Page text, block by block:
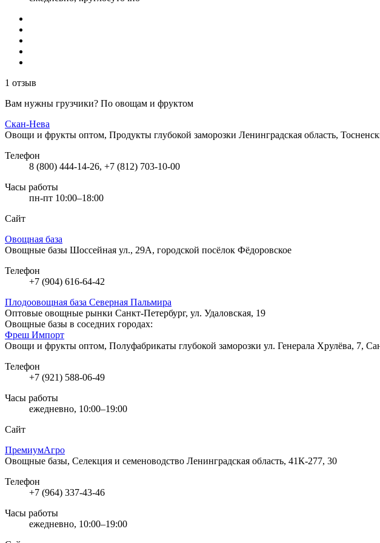
1 отзыв
Вам нужны грузчики? По овощам и фруктом
Скан-Нева
Овощи и фрукты оптом, Продукты глубокой заморозки Ленинградская область,
Телефон
8 (800) 444-14-26, +7 (812) 703-10-00
Часы работы
пн-пт 10:00–18:00
Сайт
Овощная база
Овощные базы Шоссейная ул., 29А, городской посёлок Фёдоровское
Телефон
+7 (904) 616-64-42
Плодоовощная база Северная Пальмира
Оптовые овощные рынки Санкт-Петербург, ул. Удаловская, 19
Овощные базы в соседних городах:
Фреш Импорт
Овощи и фрукты оптом, Полуфабрикаты глубокой заморозки ул. Генерала Хрулёва, 7,
Телефон
+7 (921) 588-06-49
Часы работы
ежедневно, 10:00–19:00
Сайт
ПремиумАгро
Овощные базы, Селекция и семеноводство Ленинградская область, 41К-277, 30
Телефон
+7 (964) 337-43-46
Часы работы
ежедневно, 10:00–19:00